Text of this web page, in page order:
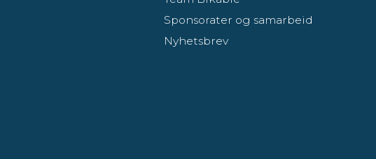
Sponsorater og samarbeid
Nyhetsbrev